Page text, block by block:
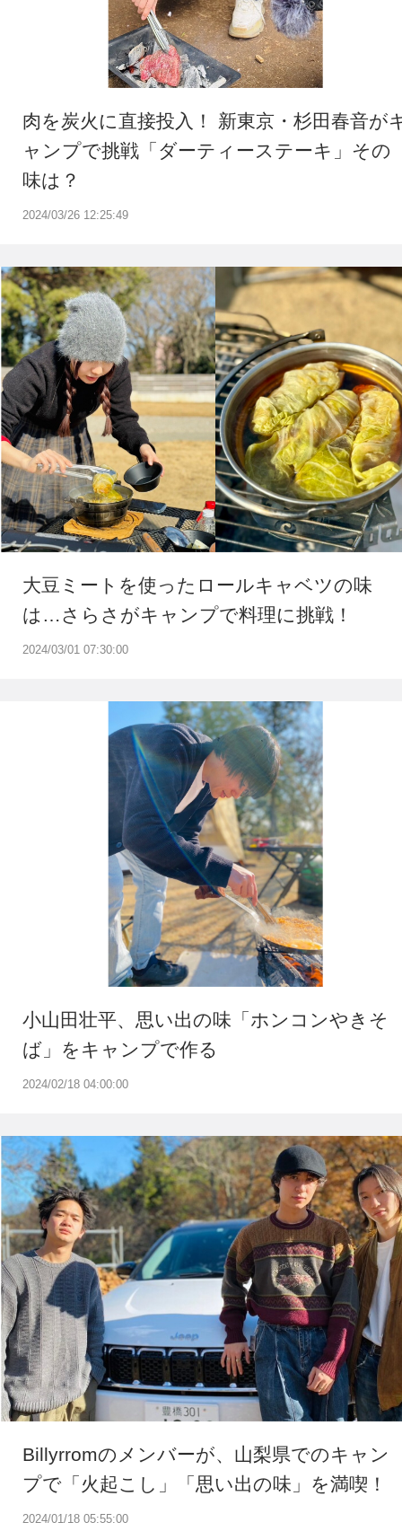
2024/03/26 12:25:49
肉を炭火に直接投入！ 新東京・杉田春音が
ャンプで挑戦「ダーティーステーキ」その
味は？
2024/03/01 07:30:00
大豆ミートを使ったロールキャベツの味
は…さらさがキャンプで料理に挑戦！
2024/02/18 04:00:00
小山田壮平、思い出の味「ホンコンやきそ
ば」をキャンプで作る
2024/01/18 05:55:00
Billyrromのメンバーが、山梨県でのキャン
プで「火起こし」「思い出の味」を満喫！